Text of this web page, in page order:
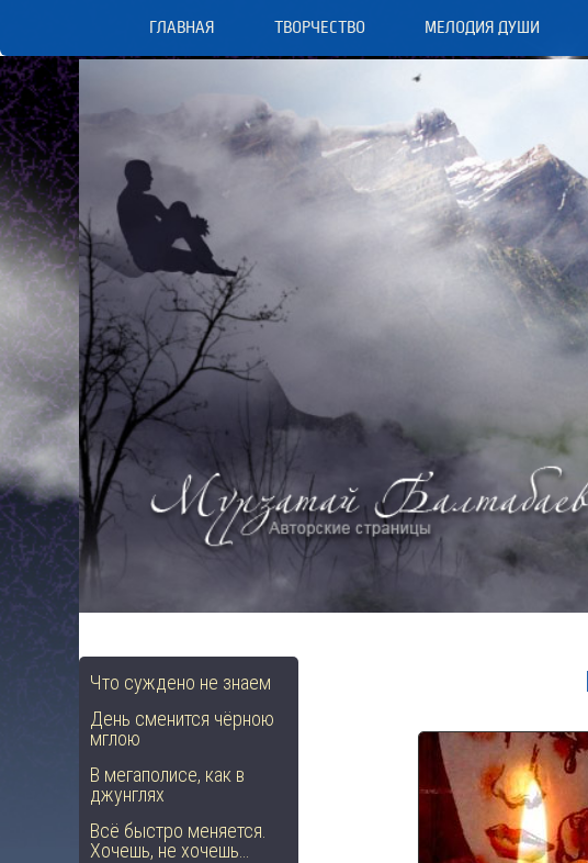
ГЛАВНАЯ ТВОРЧЕСТВО МЕЛОДИЯ ДУШИ
Что суждено не знаем
День сменится чёрною
мглою
В мегаполисе, как в
джунглях
Всё быстро меняется.
Хочешь, не хочешь…